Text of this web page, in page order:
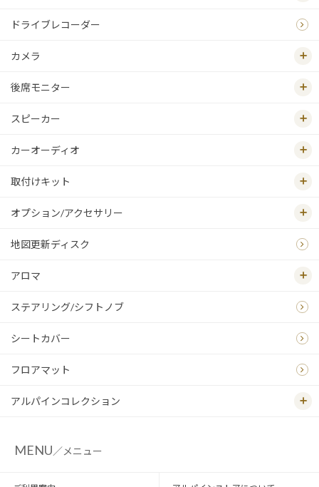
ドライブレコーダー
カメラ
後席モニター
スピーカー
カーオーディオ
取付けキット
オプション/アクセサリー
地図更新ディスク
アロマ
ステアリング/シフトノブ
シートカバー
フロアマット
アルパインコレクション
MENU／メニュー